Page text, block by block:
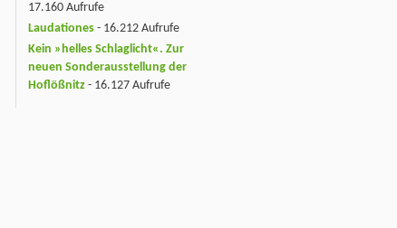
17.160 Aufrufe
Laudationes - 16.212 Aufrufe
Kein »helles Schlaglicht«. Zur
neuen Sonderausstellung der
Hoflößnitz - 16.127 Aufrufe